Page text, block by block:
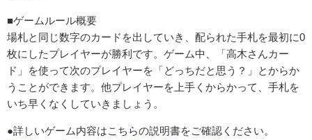
■ゲームルール概要
場札と同じ数字のカードを出していき、配られた手札を最初に0
枚にしたプレイヤーが勝利です。ゲーム中、「高木さんカー
ド」を使って次のプレイヤーを「どっちだと思う？」とからか
うことができます。他プレイヤーを上手くからかって、手札を
いち早くなくしていきましょう。
●詳しいゲーム内容はこちらの説明書をご確認ください。